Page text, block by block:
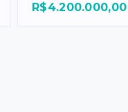
R$4.200.000,00